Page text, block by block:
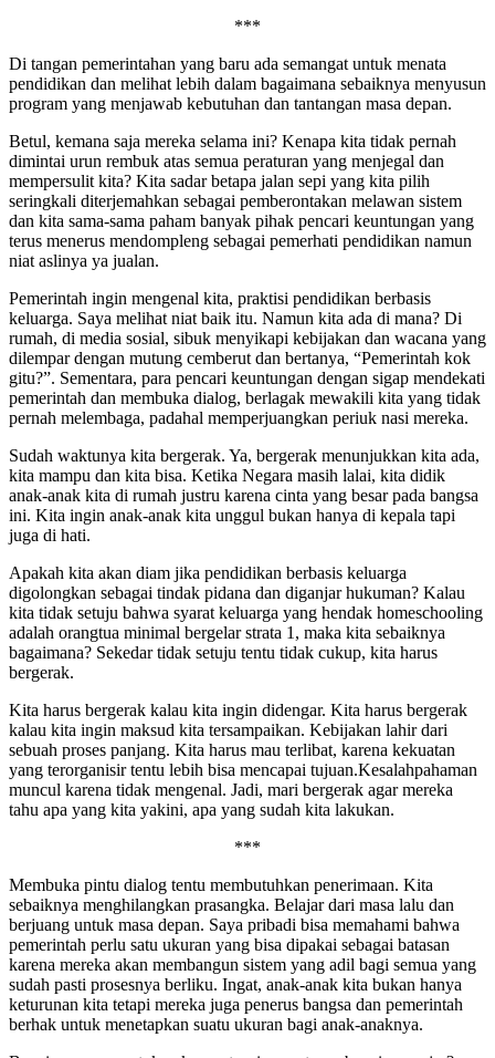
***
Di tangan pemerintahan yang baru ada semangat untuk menata
pendidikan dan melihat lebih dalam bagaimana sebaiknya menyusun
program yang menjawab kebutuhan dan tantangan masa depan.
Betul, kemana saja mereka selama ini? Kenapa kita tidak pernah
dimintai urun rembuk atas semua peraturan yang menjegal dan
mempersulit kita? Kita sadar betapa jalan sepi yang kita pilih
seringkali diterjemahkan sebagai pemberontakan melawan sistem
dan kita sama-sama paham banyak pihak pencari keuntungan yang
terus menerus mendompleng sebagai pemerhati pendidikan namun
niat aslinya ya jualan.
Pemerintah ingin mengenal kita, praktisi pendidikan berbasis
keluarga. Saya melihat niat baik itu. Namun kita ada di mana? Di
rumah, di media sosial, sibuk menyikapi kebijakan dan wacana yang
dilempar dengan mutung cemberut dan bertanya, “Pemerintah kok
gitu?”. Sementara, para pencari keuntungan dengan sigap mendekati
pemerintah dan membuka dialog, berlagak mewakili kita yang tidak
pernah melembaga, padahal memperjuangkan periuk nasi mereka.
Sudah waktunya kita bergerak. Ya, bergerak menunjukkan kita ada,
kita mampu dan kita bisa. Ketika Negara masih lalai, kita didik
anak-anak kita di rumah justru karena cinta yang besar pada bangsa
ini. Kita ingin anak-anak kita unggul bukan hanya di kepala tapi
juga di hati.
Apakah kita akan diam jika pendidikan berbasis keluarga
digolongkan sebagai tindak pidana dan diganjar hukuman? Kalau
kita tidak setuju bahwa syarat keluarga yang hendak homeschooling
adalah orangtua minimal bergelar strata 1, maka kita sebaiknya
bagaimana? Sekedar tidak setuju tentu tidak cukup, kita harus
bergerak.
Kita harus bergerak kalau kita ingin didengar. Kita harus bergerak
kalau kita ingin maksud kita tersampaikan. Kebijakan lahir dari
sebuah proses panjang. Kita harus mau terlibat, karena kekuatan
yang terorganisir tentu lebih bisa mencapai tujuan.Kesalahpahaman
muncul karena tidak mengenal. Jadi, mari bergerak agar mereka
tahu apa yang kita yakini, apa yang sudah kita lakukan.
***
Membuka pintu dialog tentu membutuhkan penerimaan. Kita
sebaiknya menghilangkan prasangka. Belajar dari masa lalu dan
berjuang untuk masa depan. Saya pribadi bisa memahami bahwa
pemerintah perlu satu ukuran yang bisa dipakai sebagai batasan
karena mereka akan membangun sistem yang adil bagi semua yang
sudah pasti prosesnya berliku. Ingat, anak-anak kita bukan hanya
keturunan kita tetapi mereka juga penerus bangsa dan pemerintah
berhak untuk menetapkan suatu ukuran bagi anak-anaknya.